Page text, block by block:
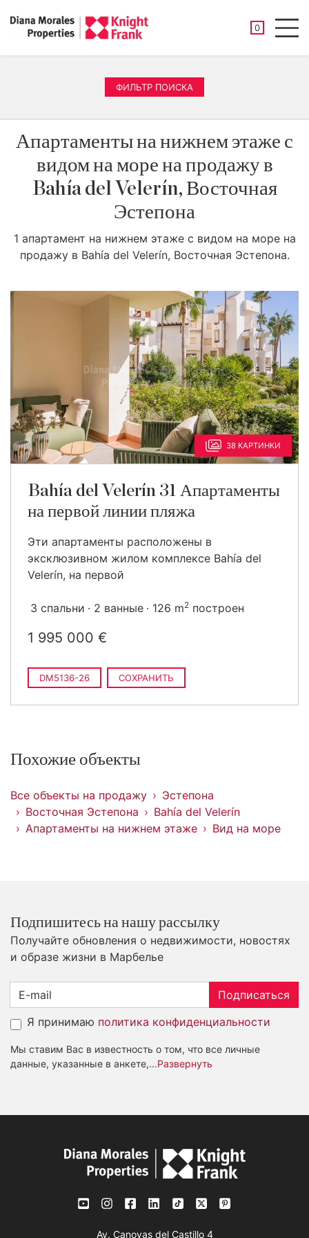
0
ФИЛЬТР ПОИСКА
Апартаменты на нижнем этаже с
видом на море на продажу в
Bahía del Velerín, Восточная
Эстепона
1 апартамент на нижнем этаже с видом на море на
продажу в Bahía del Velerín, Восточная Эстепона.
38 КАРТИНКИ
Bahía del Velerín 31 Апартаменты
на первой линии пляжа
Эти апартаменты расположены в
эксклюзивном жилом комплексе Bahía del
Velerín, на первой
3 спальни 2 ванные 126 m2 построен
1 995 000 €
DM5136-26 СОХРАНИТЬ
Похожие объекты
Все объекты на продажу
Эстепона
Восточная Эстепона
Bahía del Velerín
Апартаменты на нижнем этаже
Вид на море
Подпишитесь на нашу рассылку
Получайте обновления о недвижимости, новостях
и образе жизни в Марбелье
Подписаться
Я принимаю политика конфиденциальности
Мы ставим Вас в известность о том, что все личные
данные, указанные в анкете,...Развернуть
Av. Canovas del Castillo 4